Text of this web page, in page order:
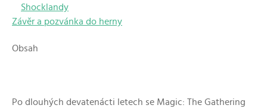
Shocklandy
Závěr a pozvánka do herny
Obsah
Po dlouhých devatenácti letech se Magic: The Gathering